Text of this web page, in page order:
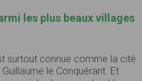
les plus beaux villages
surtout connue comme la cité
le Conquérant. Et